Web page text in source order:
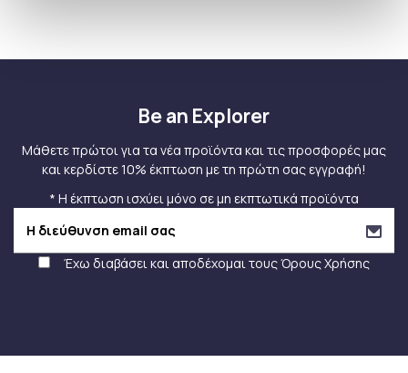
Be an Explorer
Μάθετε πρώτοι για τα νέα προϊόντα και τις προσφορές μας
και κερδίστε 10% έκπτωση με τη πρώτη σας εγγραφή!
* Η έκπτωση ισχύει μόνο σε μη εκπτωτικά προϊόντα
Έχω διαβάσει και αποδέχομαι τουςΌρους Χρήσης